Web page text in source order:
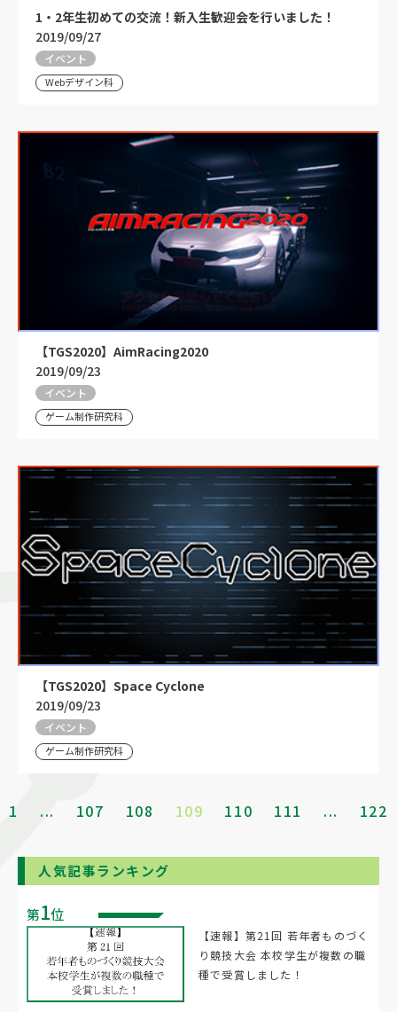
1・2年生初めての交流！新入生歓迎会を行いました！
2019/09/27
イベント
Webデザイン科
【TGS2020】AimRacing2020
2019/09/23
イベント
ゲーム制作研究科
【TGS2020】Space Cyclone
2019/09/23
イベント
ゲーム制作研究科
1 ... 107 108 109 110 111 ... 122
人気記事ランキング
第1位
【速報】第21回 若年者ものづく
り競技大会 本校学生が複数の職
種で受賞しました！